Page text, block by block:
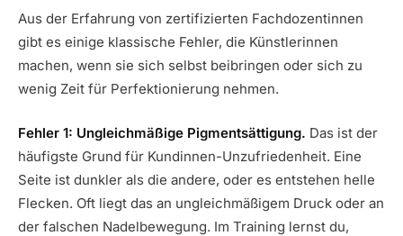
Aus der Erfahrung von zertifizierten Fachdozentinnen
gibt es einige klassische Fehler, die Künstlerinnen
machen, wenn sie sich selbst beibringen oder sich zu
wenig Zeit für Perfektionierung nehmen.
Fehler 1: Ungleichmäßige Pigmentsättigung. Das ist der
häufigste Grund für Kundinnen-Unzufriedenheit. Eine
Seite ist dunkler als die andere, oder es entstehen helle
Flecken. Oft liegt das an ungleichmäßigem Druck oder an
der falschen Nadelbewegung. Im Training lernst du,